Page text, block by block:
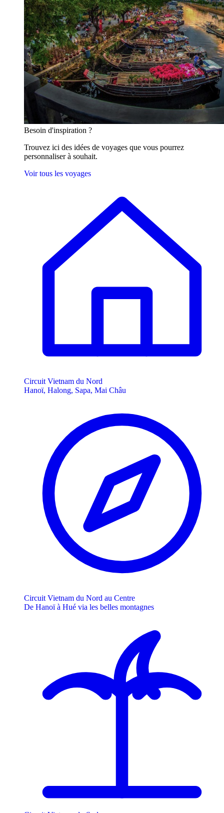
Besoin d'inspiration ?
Trouvez ici des idées de voyages que vous pourrez
personnaliser à souhait.
Voir tous les voyages
Circuit Vietnam du Nord
Hanoï, Halong, Sapa, Mai Châu
Circuit Vietnam du Nord au Centre
De Hanoï à Hué via les belles montagnes